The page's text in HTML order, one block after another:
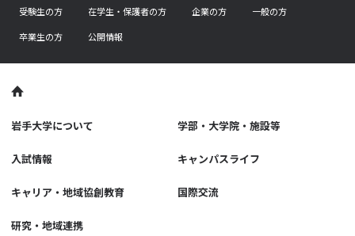
受験生の方 在学生・保護者の方 企業の方
一般の方
卒業生の方
公開情報
岩手大学について 学部・大学院・施設等
入試情報 キャンパスライフ
キャリア・地域協創教育 国際交流
研究・地域連携